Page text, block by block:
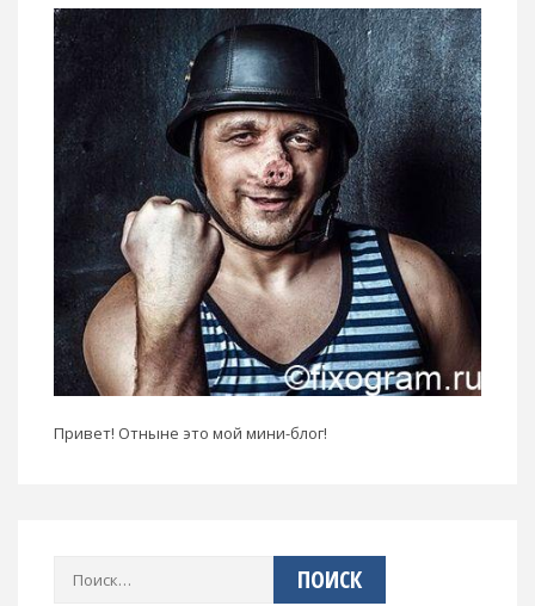
Привет! Отныне это мой мини-блог!
Найти: